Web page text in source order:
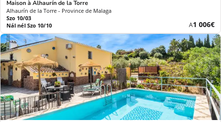
Maison à Alhaurín de la Torre
Alhaurín de la Torre - Province de Malaga
Szo 10/03
Nál nél Szo 10/10
AÚj
ár
1 006€